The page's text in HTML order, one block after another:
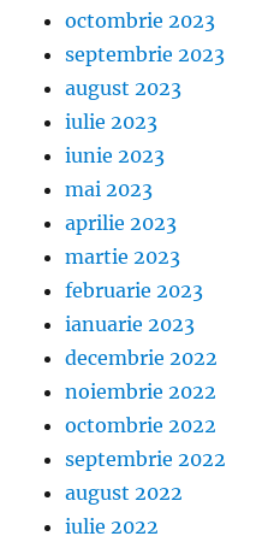
octombrie 2023
septembrie 2023
august 2023
iulie 2023
iunie 2023
mai 2023
aprilie 2023
martie 2023
februarie 2023
ianuarie 2023
decembrie 2022
noiembrie 2022
octombrie 2022
septembrie 2022
august 2022
iulie 2022